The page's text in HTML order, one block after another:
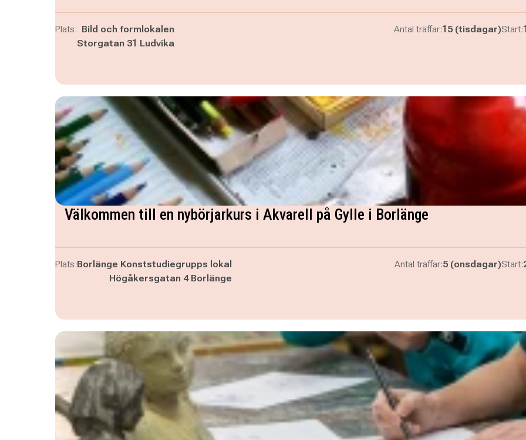
Plats: Bild och formlokalen
Storgatan 31 Ludvika
Antal träffar:15 (tisdagar)Start:
Välkommen till en nybörjarkurs i Akvarell på Gylle i Borlänge
Plats:Borlänge Konststudiegrupps lokal
Högåkersgatan 4 Borlänge
Antal träffar:5 (onsdagar)Start: